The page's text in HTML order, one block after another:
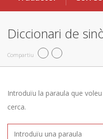
Diccionari de
Compartiu
Introduïu la paraula que
cerca.